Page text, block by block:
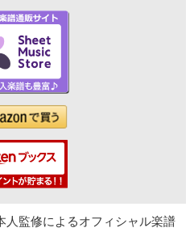
人監修によるオフィシャル楽譜